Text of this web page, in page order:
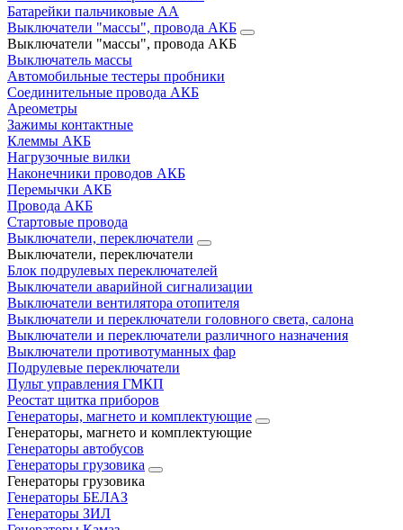
Батарейки пальчиковые АА
Выключатели "массы", провода АКБ
Выключатели "массы", провода АКБ
Выключатель массы
Автомобильные тестеры пробники
Соединительные провода АКБ
Ареометры
Зажимы контактные
Клеммы АКБ
Нагрузочные вилки
Наконечники проводов АКБ
Перемычки АКБ
Провода АКБ
Стартовые провода
Выключатели, переключатели
Выключатели, переключатели
Блок подрулевых переключателей
Выключатели аварийной сигнализации
Выключатели вентилятора отопителя
Выключатели и переключатели головного света, салона
Выключатели и переключатели различного назначения
Выключатели противотуманных фар
Подрулевые переключатели
Пульт управления ГМКП
Реостат щитка приборов
Генераторы, магнето и комплектующие
Генераторы, магнето и комплектующие
Генераторы автобусов
Генераторы грузовика
Генераторы грузовика
Генераторы БЕЛАЗ
Генераторы ЗИЛ